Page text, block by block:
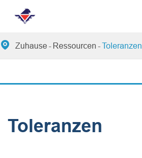
 Zuhause Ressourcen Toleranzen
Toleranzen